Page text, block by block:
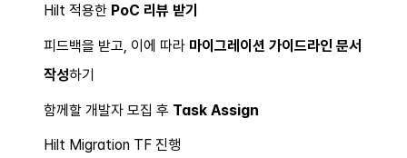
Hilt 적용한 PoC 리뷰 받기
피드백을 받고, 이에 따라 마이그레이션 가이드라인 문서
작성하기
함께할 개발자 모집 후 Task Assign
Hilt Migration TF 진행